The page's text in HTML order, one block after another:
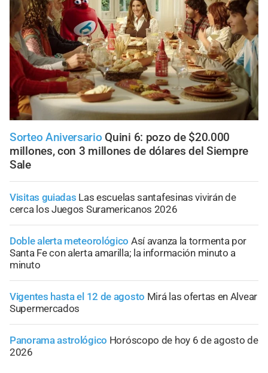
Sorteo Aniversario Quini 6: pozo de $20.000
millones, con 3 millones de dólares del Siempre
Sale
Visitas guiadas Las escuelas santafesinas vivirán de
cerca los Juegos Suramericanos 2026
Doble alerta meteorológico Así avanza la tormenta por
Santa Fe con alerta amarilla; la información minuto a
minuto
Vigentes hasta el 12 de agosto Mirá las ofertas en Alvear
Supermercados
Panorama astrológico Horóscopo de hoy 6 de agosto de
2026